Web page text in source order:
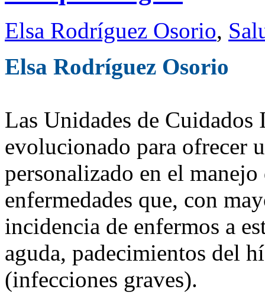
Elsa Rodríguez Osorio,
Elsa Rodríguez Osorio
Las Unidades de
evolucionado para ofrecer
personalizado en el
enfermedades que, con
incidencia de enfermos a
aguda, padecimientos del
(infecciones graves).